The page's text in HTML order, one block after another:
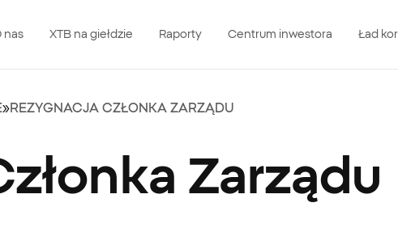
nas XTB na giełdzie Raporty Centrum inwestora Ład
»REZYGNACJA CZŁONKA ZARZĄDU
Zarządu